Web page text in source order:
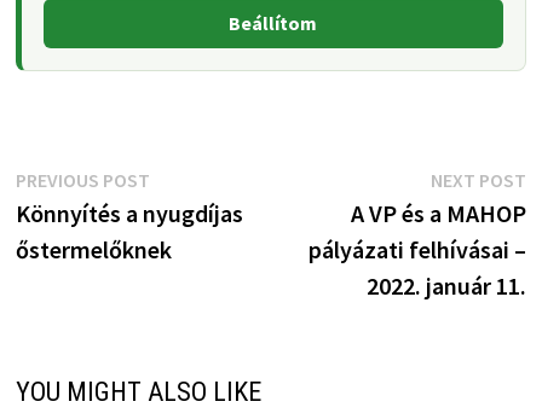
Beállítom
Bejegyzés
navigáció
PREVIOUS POSTPrevious
post:
Könnyítés a nyugdíjas
őstermelőknek
NEXT POST
A VP és a MAHOP
pályázati felhívásai –
2022. január 11.
YOU MIGHT ALSO LIKE